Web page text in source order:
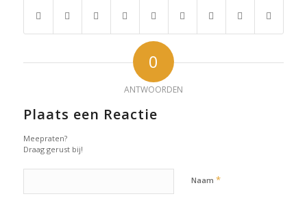
0
ANTWOORDEN
Plaats een Reactie
Meepraten?
Draag gerust bij!
Naam *